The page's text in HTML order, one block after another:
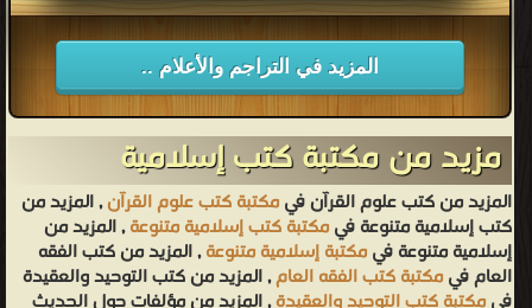
المزيد في التراجم والأعلام ..
مزيد من مكتبة كتب إسلامية
المزيد من كتب علوم القرآن فيمكتبة كتب علوم القرآن, المزيد من
كتب إسلامية متنوعة فيمكتبة كتب إسلامية متنوعة, المزيد من
إسلامية متنوعة فيمكتبة إسلامية متنوعة, المزيد من كتب الفقه
العام فيمكتبة كتب الفقه العام, المزيد من كتب التوحيد والعقيدة